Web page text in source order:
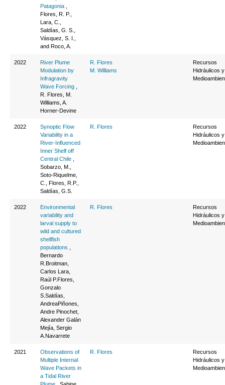
Patagonia
Flores, R. P.,
Lara, C.,
Saldías, G. S.,
Vásquez, S. I.,
and Roco, A.
2022
River Plume
Modulation by
Infragravity
Wave Forcing
R. Flores, M.
Williams, A.
Horner-Devine
R. Flores
M. Williams
Recursos
Hidráulicos y
2022
Synoptic Flow
Variability in a
River-Influenced
Inner Shelf off
Central Chile
Sobarzo, M.,
Soto-Riquelme,
C., Flores, R.P.,
Saldías, G.S.
R. Flores
Recursos
Hidráulicos y
2022
Environmental
variability and
larval supply to
wild and cultured
shellfish
populations
Bernardo
R.Broitman,
Carlos Lara,
Raúl P.Flores,
Gonzalo
S.Saldías,
AndreaPiñones,
Andre Pinochet,
Alexander Galán
Mejía, Sergio
A.Navarrete
R. Flores
Recursos
Hidráulicos y
2021
Observations of
Multiple Internal
Wave Packets in
a Tidal River
R. Flores
Recursos
Hidráulicos y